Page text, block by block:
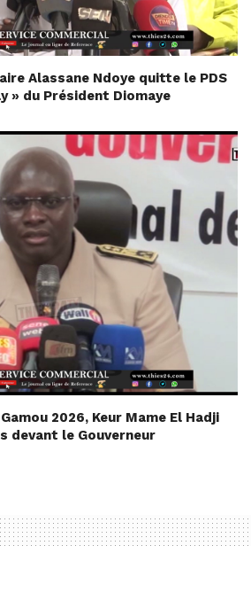
Alassane Ndoye quitte le PDS
» du Président Diomaye
2026, Keur Mame El Hadji
devant le Gouverneur